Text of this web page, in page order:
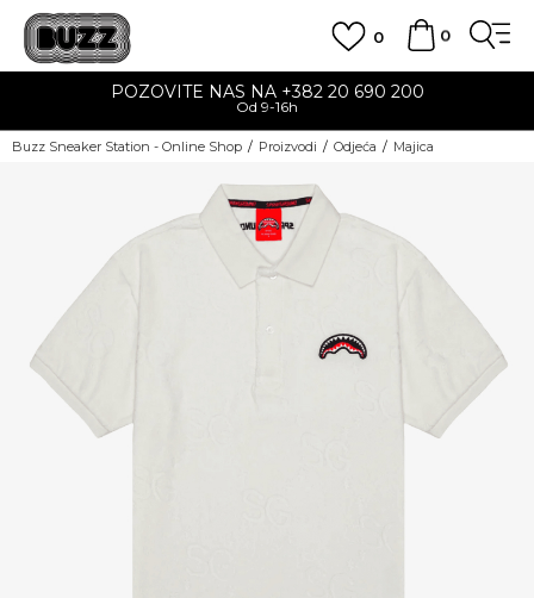
0
0
POZOVITE NAS NA +382 20 690 200
Od 9-16h
Buzz Sneaker Station - Online Shop Proizvodi Odjeća Majica